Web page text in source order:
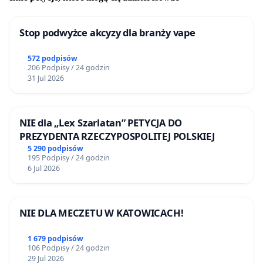
Stop podwyżce akcyzy dla branży vape
572 podpisów
206 Podpisy / 24 godzin
31 Jul 2026
NIE dla „Lex Szarlatan” PETYCJA DO
PREZYDENTA RZECZYPOSPOLITEJ POLSKIEJ
5 290 podpisów
195 Podpisy / 24 godzin
6 Jul 2026
NIE DLA MECZETU W KATOWICACH!
1 679 podpisów
106 Podpisy / 24 godzin
29 Jul 2026